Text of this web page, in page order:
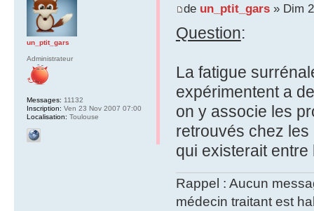
de un_ptit_gars» Dim
Question:
La fatigue
expérimentent a
on y associe les
retrouvés chez
qui existerait entre
Rappel : Aucun
médecin traitant est
un_ptit_gars
Administrateur
Messages: 11132
Inscription: Ven 23 Nov 2007 07:00
Localisation: Toulouse